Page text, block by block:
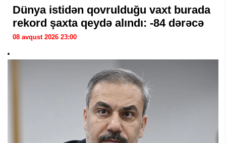
Dünya istidən qovrulduğu vaxt burada
rekord şaxta qeydə alındı: -84 dərəcə
08 avqust 2026 23:00